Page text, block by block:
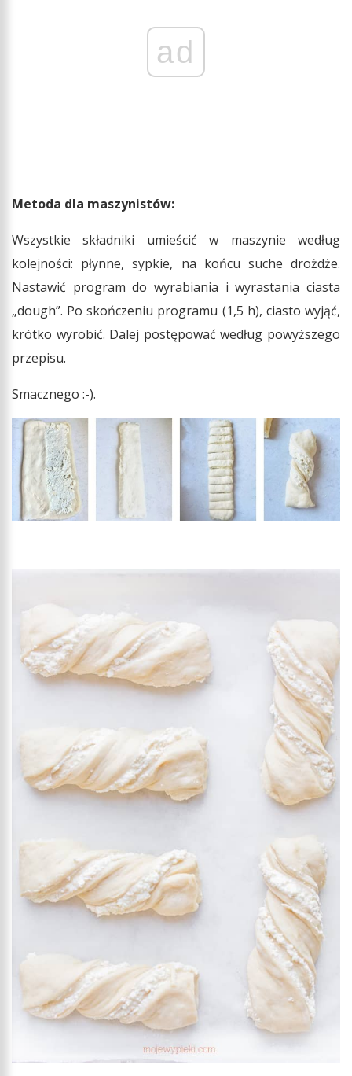
ad
Metoda dla maszynistów:
Wszystkie składniki umieścić w maszynie według
kolejności: płynne, sypkie, na końcu suche drożdże.
Nastawić program do wyrabiania i wyrastania ciasta
„dough”. Po skończeniu programu (1,5 h), ciasto wyjąć,
krótko wyrobić. Dalej postępować według powyższego
przepisu.
Smacznego :-).